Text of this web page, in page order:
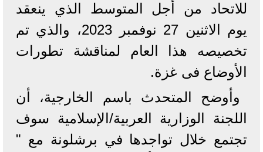
للاتحاد من أجل المتوسط الذي ينعقد
يوم الاثنين 27 نوفمبر 2023، والذي تم
تخصيصه هذا العام لمناقشة تطورات
الأوضاع فى غزة.
وأوضح المتحدث باسم الخارجية، أن
اللجنة الوزارية العربية/الإسلامية سوف
تجتمع خلال تواجدها في برشلونة مع "